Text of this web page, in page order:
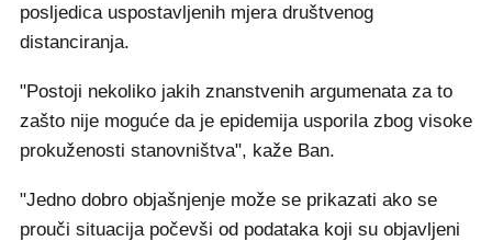
posljedica uspostavljenih mjera društvenog
distanciranja.
"Postoji nekoliko jakih znanstvenih argumenata za to
zašto nije moguće da je epidemija usporila zbog visoke
prokuženosti stanovništva", kaže Ban.
"Jedno dobro objašnjenje može se prikazati ako se
prouči situacija počevši od podataka koji su objavljeni